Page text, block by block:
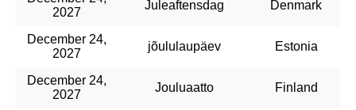
2027
Juleaftensdag Denmark
December 24,
2027
jõululaupäev Estonia
December 24,
2027
Jouluaatto Finland